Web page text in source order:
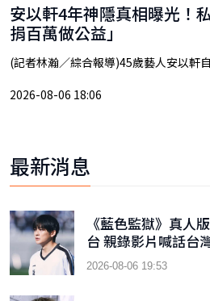
安以軒4年神隱真相曝光！
捐百萬做公益」
(記者林瀚／綜合報導)45歲藝人安以軒
2026-08-06 18:06
最新消息
《藍色監獄》真人
台 親錄影片喊話台
2026-08-06 19:53